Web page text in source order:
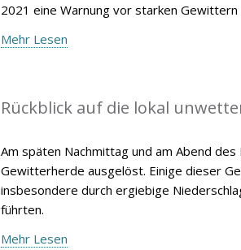
2021 eine Warnung vor starken
Mehr Lesen
Rückblick auf die lokal
Am späten Nachmittag und am Abend
Gewitterherde ausgelöst. Einige dieser
insbesondere durch ergiebige
führten.
Mehr Lesen